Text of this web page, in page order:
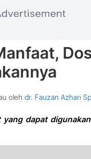
olehdr. Fauzan Azhari
yang dapat